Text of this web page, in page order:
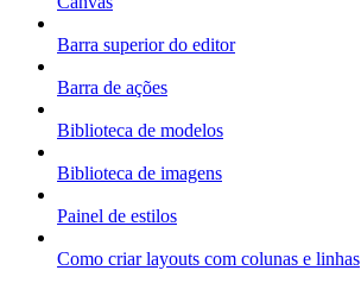
Barra superior do editor
Barra de ações
Biblioteca de modelos
Biblioteca de imagens
Painel de estilos
Como criar layouts com colunas e linhas